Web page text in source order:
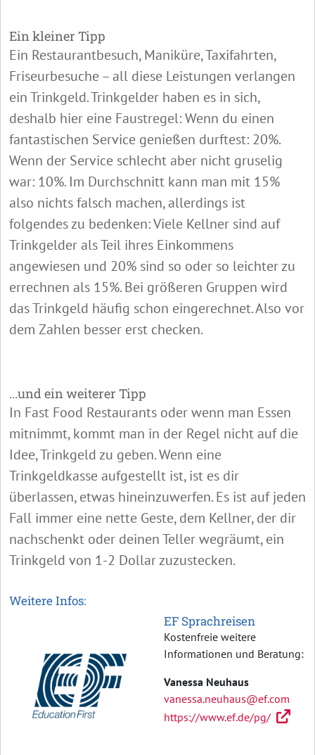
Ein kleiner Tipp
Ein Restaurantbesuch, Maniküre, Taxifahrten,
Friseurbesuche – all diese Leistungen verlangen
ein Trinkgeld. Trinkgelder haben es in sich,
deshalb hier eine Faustregel: Wenn du einen
fantastischen Service genießen durftest: 20%.
Wenn der Service schlecht aber nicht gruselig
war: 10%. Im Durchschnitt kann man mit 15%
also nichts falsch machen, allerdings ist
folgendes zu bedenken: Viele Kellner sind auf
Trinkgelder als Teil ihres Einkommens
angewiesen und 20% sind so oder so leichter zu
errechnen als 15%. Bei größeren Gruppen wird
das Trinkgeld häufig schon eingerechnet. Also vor
dem Zahlen besser erst checken.
...und ein weiterer Tipp
In Fast Food Restaurants oder wenn man Essen
mitnimmt, kommt man in der Regel nicht auf die
Idee, Trinkgeld zu geben. Wenn eine
Trinkgeldkasse aufgestellt ist, ist es dir
überlassen, etwas hineinzuwerfen. Es ist auf jeden
Fall immer eine nette Geste, dem Kellner, der dir
nachschenkt oder deinen Teller wegräumt, ein
Trinkgeld von 1-2 Dollar zuzustecken.
Weitere Infos:
EF Sprachreisen
Kostenfreie weitere
Informationen und Beratung:
Vanessa Neuhaus
vanessa.neuhaus@ef.com
https://www.ef.de/pg/